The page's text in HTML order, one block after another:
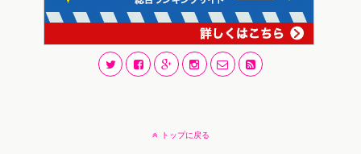
トップに戻る